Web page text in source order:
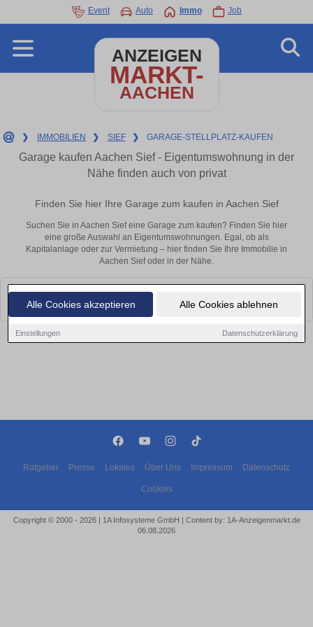
Alle Cookies akzeptieren Alle Cookies ablehnen
Einstellungen Datenschutzerklärung
Event Auto Immo Job
ANZEIGEN
MARKT-
AACHEN
❯ IMMOBILIEN ❯ SIEF ❯ GARAGE-STELLPLATZ-KAUFEN
Garage kaufen Aachen Sief - Eigentumswohnung in der
Nähe finden auch von privat
Finden Sie hier Ihre Garage zum kaufen in Aachen Sief
Suchen Sie in Aachen Sief eine Garage zum kaufen? Finden Sie hier
eine große Auswahl an Eigentumswohnungen. Egal, ob als
Kapitalanlage oder zur Vermietung – hier finden Sie Ihre Immobilie in
Aachen Sief oder in der Nähe.
Leider konnten wir derzeit keine passenden Objekte finden. Schauen Sie
bald wieder vorbei!
Ratgeber Presse Lokales Über Uns Impressum Datenschutz
Cookies
Copyright © 2000 - 2026 | 1A Infosysteme GmbH | Content by: 1A-Anzeigenmarkt.de
06.08.2026